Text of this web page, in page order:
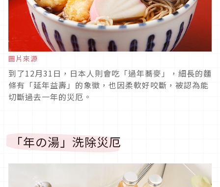
圖片來源
到了12月31日，日本人則會吃「過年蕎麥」，細長的麵
條有「延年益壽」的象徵，也因柔軟好咬斷，被認為能
切斷過去一年的災厄。
「年の湯」洗除災厄